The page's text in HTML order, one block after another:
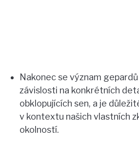
Nakonec se význam
závislosti na konkrétních
obklopujících sen, a je
v kontextu našich vlastních
okolností.